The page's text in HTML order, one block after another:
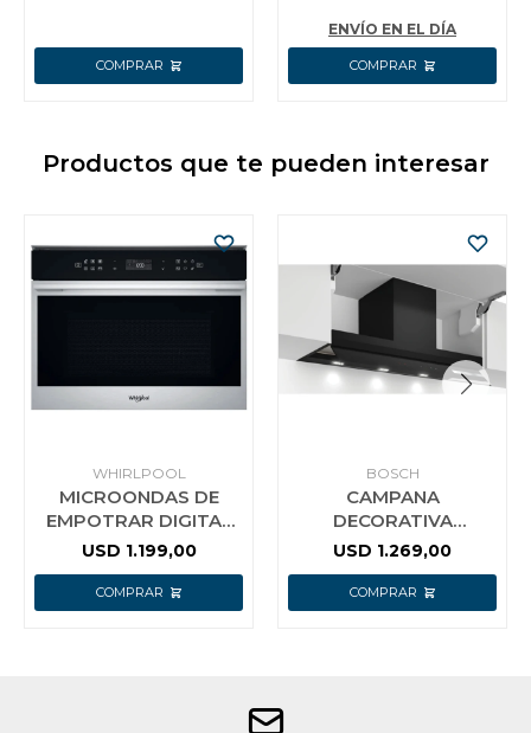
ENVÍO EN EL DÍA
Productos que te pueden interesar
WHIRLPOOL
MICROONDAS DE
EMPOTRAR DIGITAL
40 LT WHIRLPOOL
USD 1.199,00
BOSCH
CAMPANA
DECORATIVA
INTEGRADA BOSCH
USD 1.269,00